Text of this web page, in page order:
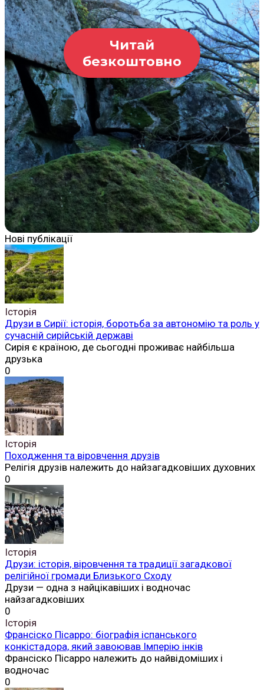
Читай
безкоштовно
Нові публікації
Історія
Друзи в Сирії: історія, боротьба за автономію та роль у
сучасній сирійській державі
Сирія є країною, де сьогодні проживає найбільша
друзька
0
Історія
Походження та віровчення друзів
Релігія друзів належить до найзагадковіших духовних
0
Історія
Друзи: історія, віровчення та традиції загадкової
релігійної громади Близького Сходу
Друзи — одна з найцікавіших і водночас
найзагадковіших
0
Історія
Франсіско Пісарро: біографія іспанського
конкістадора, який завоював Імперію інків
Франсіско Пісарро належить до найвідоміших і
водночас
0